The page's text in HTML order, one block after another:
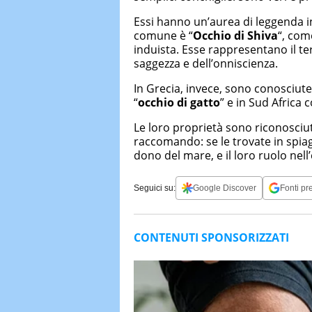
Essi hanno un’aurea di
comune è “Occhio di Shiva“,
induista. Esse rappresentano il
saggezza e dell’onniscienza.
In Grecia, invece, sono
“occhio di gatto” e in Sud Africa
Le loro proprietà sono
raccomando: se le trovate in
dono del mare, e il loro ruolo
Seguici su: Google Discover Fonti